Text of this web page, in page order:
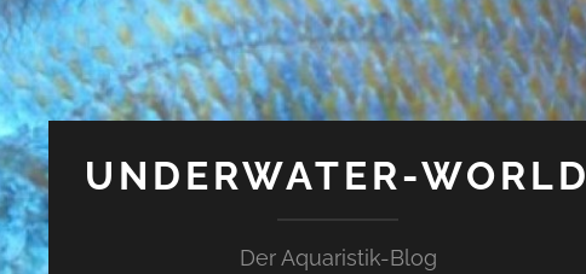
UNDERWATER-WORLD
Der Aquaristik-Blog